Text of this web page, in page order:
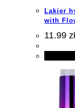
Lakier
with
11.99 zł